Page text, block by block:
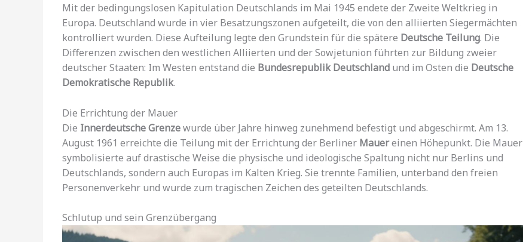
Mit der bedingungslosen Kapitulation Deutschlands im Mai 1945 endete der Zweite Weltkrieg in
Europa. Deutschland wurde in vier Besatzungszonen aufgeteilt, die von den alliierten Siegermächten
kontrolliert wurden. Diese Aufteilung legte den Grundstein für die spätere Deutsche Teilung. Die
Differenzen zwischen den westlichen Alliierten und der Sowjetunion führten zur Bildung zweier
deutscher Staaten: Im Westen entstand die Bundesrepublik Deutschland und im Osten die Deutsche
Demokratische Republik.
Die Errichtung der Mauer
Die Innerdeutsche Grenzewurde über Jahre hinweg zunehmend befestigt und abgeschirmt. Am 13.
August 1961 erreichte die Teilung mit der Errichtung der Berliner Mauereinen Höhepunkt. Die Mauer
symbolisierte auf drastische Weise die physische und ideologische Spaltung nicht nur Berlins und
Deutschlands, sondern auch Europas im Kalten Krieg. Sie trennte Familien, unterband den freien
Personenverkehr und wurde zum tragischen Zeichen des geteilten Deutschlands.
Schlutup und sein Grenzübergang